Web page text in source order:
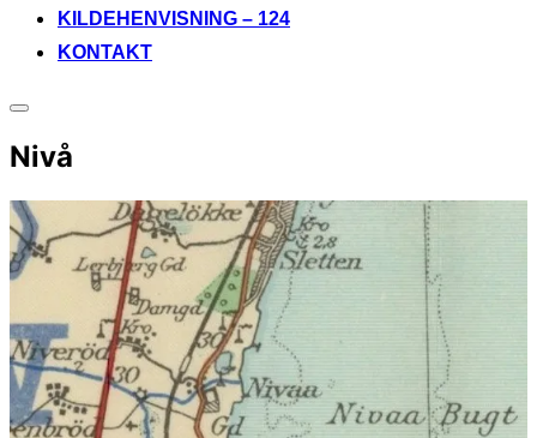
KILDEHENVISNING – 124
KONTAKT
Slå
i
sidekolonne
Nivå